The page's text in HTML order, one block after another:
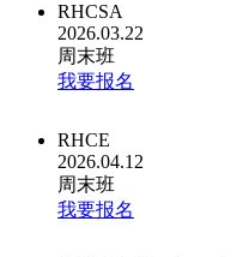
RHCSA
2026.03.22
周末班
我要报名
RHCE
2026.04.12
周末班
我要报名